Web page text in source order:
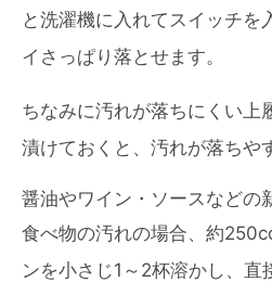
と洗濯機に入れてスイッチを
イさっぱり落とせます。
ちなみに汚れが落ちにくい上
漬けておくと、汚れが落ちや
醤油やワイン・ソースなどの
食べ物の汚れの場合、約
ンを小さじ1～2杯溶かし、直